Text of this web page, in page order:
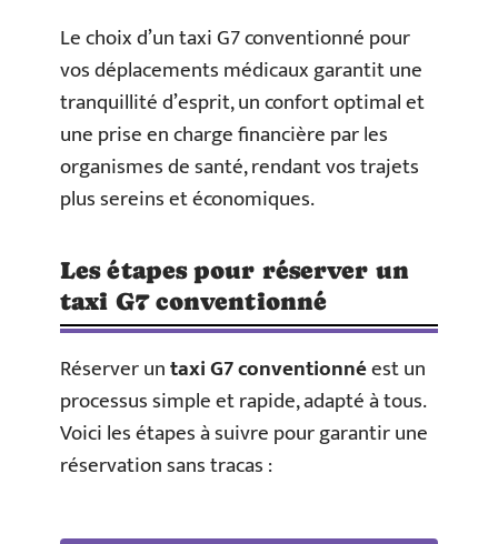
Le choix d’un taxi G7 conventionné pour
vos déplacements médicaux garantit une
tranquillité d’esprit, un confort optimal et
une prise en charge financière par les
organismes de santé, rendant vos trajets
plus sereins et économiques.
Les étapes pour réserver un
taxi G7 conventionné
Réserver untaxi G7 conventionnéest un
processus simple et rapide, adapté à tous.
Voici les étapes à suivre pour garantir une
réservation sans tracas :